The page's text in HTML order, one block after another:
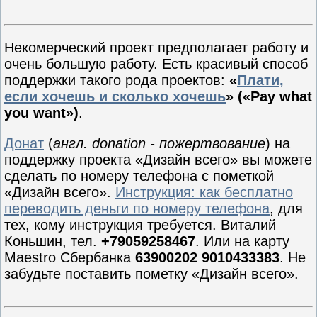
Некомерческий проект предполагает работу и
очень большую работу. Есть красивый способ
поддержки такого рода проектов: «Плати,
если хочешь и сколько хочешь» («Pay what
you want»).
Донат (англ. donation - пожертвование) на
поддержку проекта «Дизайн всего» вы можете
сделать по номеру телефона с пометкой
«Дизайн всего». Инструкция: как бесплатно
переводить деньги по номеру телефона, для
тех, кому инструкция требуется. Виталий
Коньшин, тел. +79059258467. Или на карту
Maestro Сбербанка 63900202 9010433383. Не
забудьте поставить пометку «Дизайн всего».